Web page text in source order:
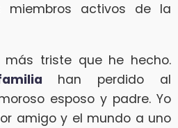
miembros activos de la
más triste que he hecho.
han perdido al
esposo y padre. Yo
amigo y el mundo a uno